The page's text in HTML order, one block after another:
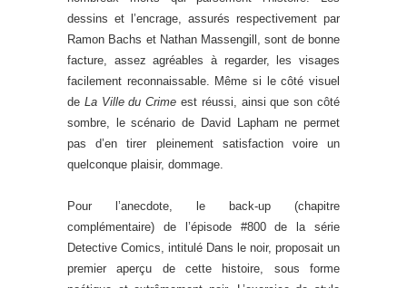
dessins et l’encrage, assurés respectivement par
Ramon Bachs et Nathan Massengill, sont de bonne
facture, assez agréables à regarder, les visages
facilement reconnaissable. Même si le côté visuel
de La Ville du Crime est réussi, ainsi que son côté
sombre, le scénario de David Lapham ne permet
pas d’en tirer pleinement satisfaction voire un
quelconque plaisir, dommage.
Pour l’anecdote, le back-up (chapitre
complémentaire) de l’épisode #800 de la série
Detective Comics, intitulé Dans le noir, proposait un
premier aperçu de cette histoire, sous forme